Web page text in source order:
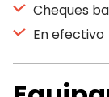
Cheques
En efectivo